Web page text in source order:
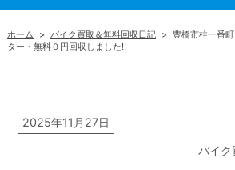
ホーム > バイク買取＆無料回収日記 > 豊橋市柱一番
ター・無料０円回収しました!!
2025年11月27日
バイク